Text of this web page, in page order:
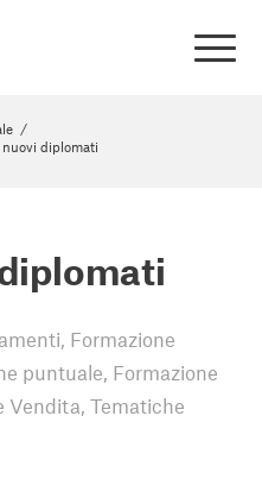
/
nuovi diplomati
, Formazione
puntuale, Formazione
Vendita,Tematiche